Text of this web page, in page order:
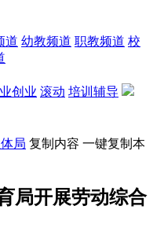
道 幼教频道 职教频道 校
创业 滚动 培训辅导
局 复制内容 一键复制本
局开展劳动综合